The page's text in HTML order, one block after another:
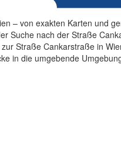
– von exakten Karten und
Suche nach der Straße
Straße Cankarstraße in
in die umgebende